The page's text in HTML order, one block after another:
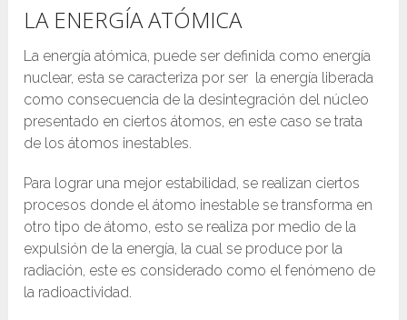
LA ENERGÍA ATÓMICA
La energía atómica, puede ser definida como energía
nuclear, esta se caracteriza por ser la energía liberada
como consecuencia de la desintegración del núcleo
presentado en ciertos átomos, en este caso se trata
de los átomos inestables.
Para lograr una mejor estabilidad, se realizan ciertos
procesos donde el átomo inestable se transforma en
otro tipo de átomo, esto se realiza por medio de la
expulsión de la energía, la cual se produce por la
radiación, este es considerado como el fenómeno de
la radioactividad.